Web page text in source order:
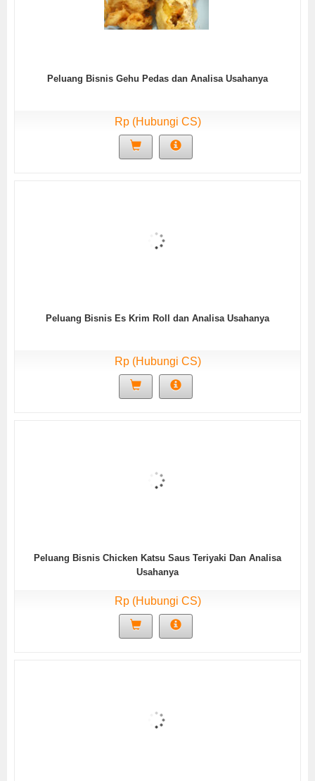
Peluang Bisnis Gehu Pedas dan Analisa Usahanya
Rp (Hubungi CS)
Peluang Bisnis Es Krim Roll dan Analisa Usahanya
Rp (Hubungi CS)
Peluang Bisnis Chicken Katsu Saus Teriyaki Dan Analisa
Usahanya
Rp (Hubungi CS)